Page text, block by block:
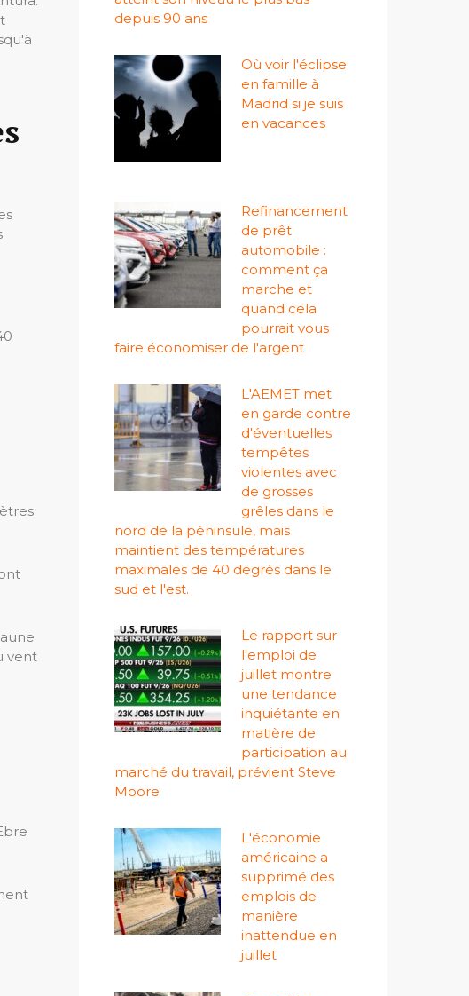
vent
depuis 90 ans
Où voir l'éclipse
en famille à
Madrid si je suis
en vacances
Refinancement
de prêt
automobile :
comment ça
marche et
quand cela
pourrait vous
faire économiser de l'argent
L'AEMET met
en garde contre
d'éventuelles
tempêtes
violentes avec
de grosses
grêles dans le
nord de la péninsule, mais
maintient des températures
maximales de 40 degrés dans le
sud et l'est.
Le rapport sur
l'emploi de
juillet montre
une tendance
inquiétante en
matière de
participation au
marché du travail, prévient Steve
Moore
L'économie
américaine a
supprimé des
emplois de
manière
inattendue en
juillet